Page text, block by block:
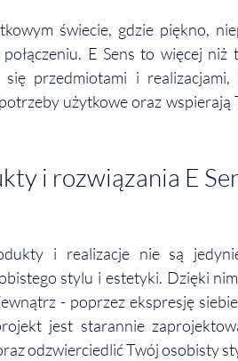
świecie, gdzie piękno,
E Sens to więcej
przedmiotami i
użytkowe oraz wspierają
i rozwiązania E
i realizacje nie są
stylu i estetyki. Dzięki nim
- poprzez ekspresję
jest starannie
odzwierciedlić Twój osobisty